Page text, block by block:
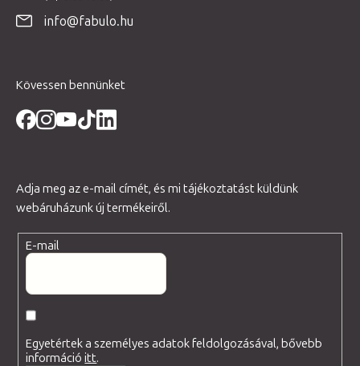
info@fabulo.hu
Kövessen bennünket
Adja meg az e-mail címét, és mi tájékoztatást küldünk
webáruházunk új termékeiről.
E-mail
Egyetértek a személyes adatok feldolgozásával, bővebb
információitt.